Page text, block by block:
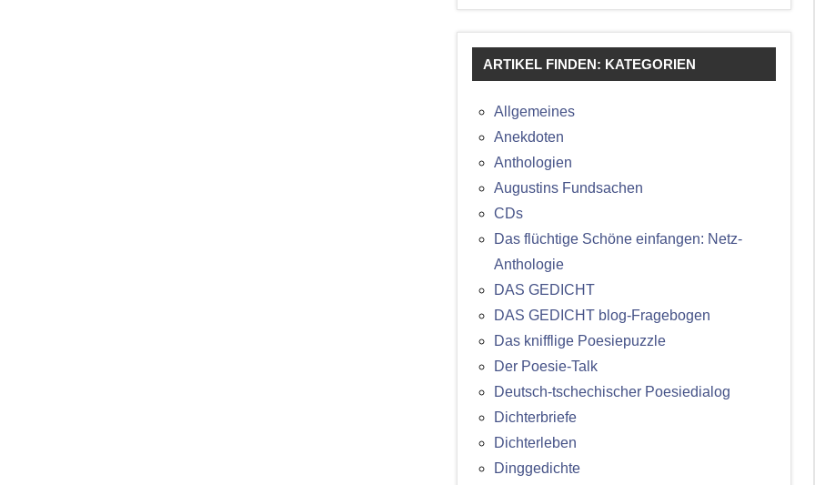
ARTIKEL FINDEN: KATEGORIEN
Allgemeines
Anekdoten
Anthologien
Augustins Fundsachen
CDs
Das flüchtige Schöne einfangen: Netz-
Anthologie
DAS GEDICHT
DAS GEDICHT blog-Fragebogen
Das knifflige Poesiepuzzle
Der Poesie-Talk
Deutsch-tschechischer Poesiedialog
Dichterbriefe
Dichterleben
Dinggedichte